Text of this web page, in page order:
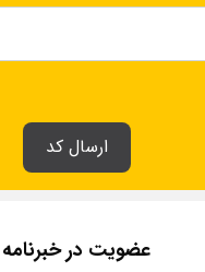
ارسال کد
عضویت در خبرنامه